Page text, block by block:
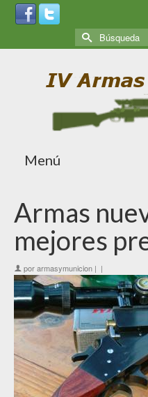
Menú
Armas
mejores
porarmasymunicion | |